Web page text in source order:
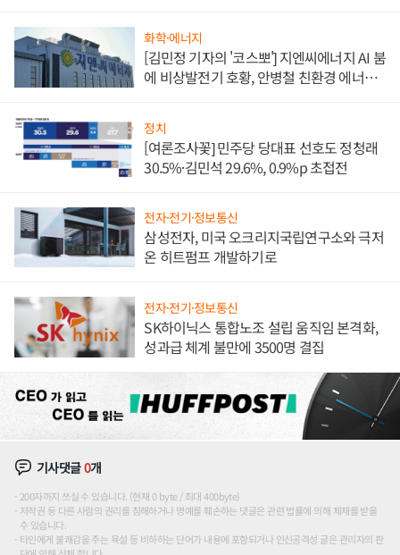
화학·에너지
[김민정 기자의 '코스뽀'] 지엔씨에너지 AI 붐
에 비상발전기 호황, 안병철 친환경 에너지
정치
[여론조사꽃] 민주당 당대표 선호도 정청래
30.5%·김민석 29.6%, 0.9%p 초접전
전자·전기·정보통신
삼성전자, 미국 오크리지국립연구소와 극저
온 히트펌프 개발하기로
전자·전기·정보통신
SK하이닉스 통합노조 설립 움직임 본격화,
성과급 체계 불만에 3500명 결집
기사댓글0개
200자까지 쓰실 수 있습니다. (현재 0 byte / 최대 400byte)
저작권 등 다른 사람의 권리를 침해하거나 명예를 훼손하는 댓글은 관련 법률에 의해 제재를 받을
수 있습니다.
타인에게 불쾌감을 주는 욕설 등 비하하는 단어가 내용에 포함되거나 인신공격성 글은 관리자의 판